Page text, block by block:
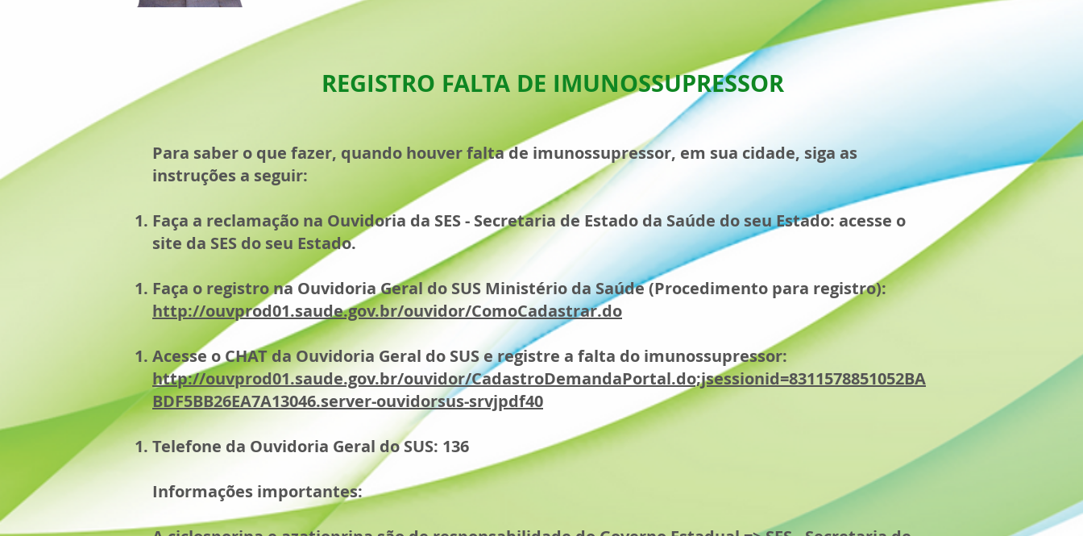
REGISTRO FALTA DE IMUNOSSUPRESSOR
Para saber o que fazer, quando houver falta de imunossupressor, em sua cidade, siga as
instruções a seguir:
Faça a reclamação na Ouvidoria da SES - Secretaria de Estado da Saúde do seu Estado: acesse o
site da SES do seu Estado.
Faça o registro na Ouvidoria Geral do SUS Ministério da Saúde (Procedimento para registro):
http://ouvprod01.saude.gov.br/ouvidor/ComoCadastrar.do
Acesse o CHAT da Ouvidoria Geral do SUS e registre a falta do imunossupressor:
http://ouvprod01.saude.gov.br/ouvidor/CadastroDemandaPortal.do;jsessionid=8311578851052BA
BDF5BB26EA7A13046.server-ouvidorsus-srvjpdf40
Telefone da Ouvidoria Geral do SUS: 136
Informações importantes: